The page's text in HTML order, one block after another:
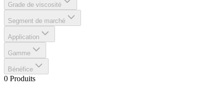
Grade de viscosité
Segment de marché
Application
Gamme
Bénéfice
0 Produits